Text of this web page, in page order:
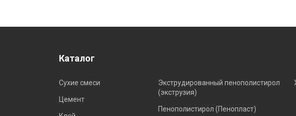
Каталог
Сухие смеси
Цемент
Экструдированный пенополистирол
(экструзия)
Пенополистирол (Пенопласт)